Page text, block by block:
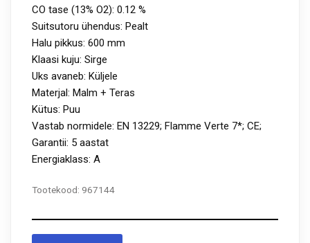
CO tase (13% O2): 0.12 %
Suitsutoru ühendus: Pealt
Halu pikkus: 600 mm
Klaasi kuju: Sirge
Uks avaneb: Küljele
Materjal: Malm + Teras
Kütus: Puu
Vastab normidele: EN 13229; Flamme Verte 7*; CE;
Garantii: 5 aastat
Energiaklass: A
Tootekood: 967144